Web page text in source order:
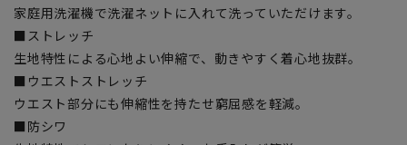
家庭用洗濯機で洗濯ネットに入れて洗っていただけます。
■ストレッチ
生地特性による心地よい伸縮で、動きやすく着心地抜群。
■ウエストストレッチ
ウエスト部分にも伸縮性を持たせ窮屈感を軽減。
■防シワ